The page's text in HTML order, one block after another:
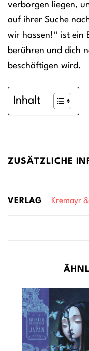
verborgen liegen,
auf ihrer Suche
wir hassen!“ ist ein
berühren und dich
beschäftigen wird.
Inhalt
ZUSÄTZLICHE
VERLAG Kremayr